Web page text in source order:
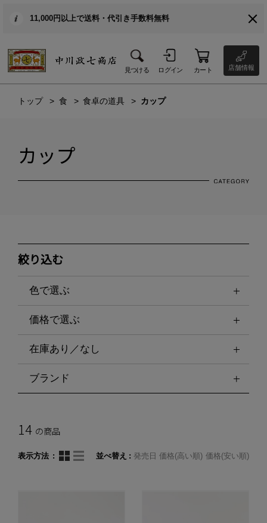
11,000円以上で送料・代引き手数料無料
見つける ログイン カート 店舗情報
トップ 食 食卓の道具 カップ
カップ
絞り込む
色で選ぶ
価格で選ぶ
在庫あり／なし
ブランド
14 の商品
表示方法 並べ替え 発売日 価格(高い順) 価格(安い順)